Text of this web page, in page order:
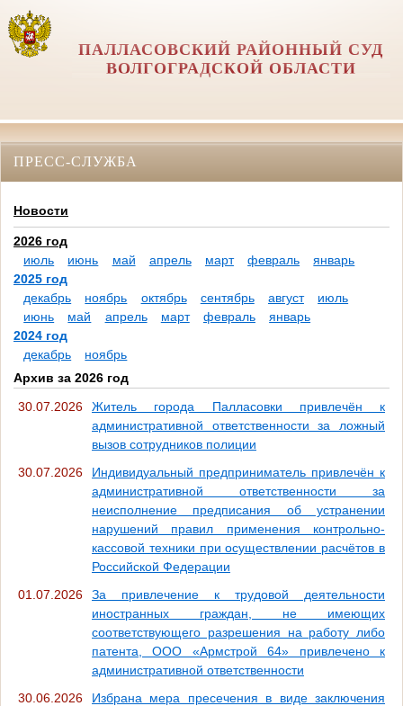
ПАЛЛАСОВСКИЙ РАЙОННЫЙ СУД
ВОЛГОГРАДСКОЙ ОБЛАСТИ
ПРЕСС-СЛУЖБА
Новости
2026 год
июль
июнь май апрель март февраль
январь
2025 год
декабрь
ноябрь октябрь сентябрь август
июль
июнь
май апрель март февраль
январь
2024 год
декабрь
ноябрь
Архив за 2026 год
30.07.2026
Житель города Палласовки привлечён к
административной ответственности за ложный
вызов сотрудников полиции
30.07.2026
Индивидуальный предприниматель привлечён к
административной ответственности за
неисполнение предписания об устранении
нарушений правил применения контрольно-
кассовой техники при осуществлении расчётов в
Российской Федерации
01.07.2026
За привлечение к трудовой деятельности
иностранных граждан, не имеющих
соответствующего разрешения на работу либо
патента, ООО «Армстрой 64» привлечено к
административной ответственности
30.06.2026
Избрана мера пресечения в виде заключения